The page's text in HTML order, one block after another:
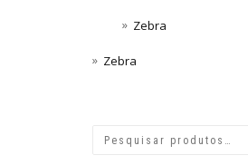
Zebra
Zebra